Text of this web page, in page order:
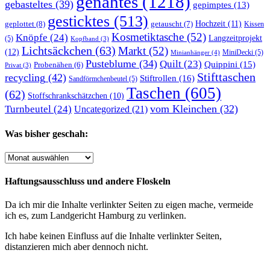
gebasteltes (39) gepimptes (13)
geplottet (8) gesticktes (513) getauscht (7) Hochzeit (11) Kissen
(5) Knöpfe (24) Kopfband (3) Kosmetiktasche (52) Langzeitprojekt
(12) Lichtsäckchen (63) Markt (52) Minianhänger (4) MiniDecki (5)
Privat (3) Probenähen (6) Pusteblume (34) Quilt (23) Quippini (15)
recycling (42) Sandförmchenbeutel (5) Stiftrollen (16) Stifttaschen
(62) Stoffschrankschätzchen (10) Taschen (605)
Turnbeutel (24) Uncategorized (21) vom Kleinchen (32)
Was bisher geschah:
Was
geschah:
Haftungsausschluss und andere Floskeln
Da ich mir die Inhalte verlinkter Seiten zu eigen mache, vermeide
ich es, zum Landgericht Hamburg zu verlinken.
Ich habe keinen Einfluss auf die Inhalte verlinkter Seiten,
distanzieren mich aber dennoch nicht.